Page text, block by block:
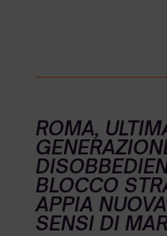
ROMA,
BLOCCO
APPIA
SENSI DI